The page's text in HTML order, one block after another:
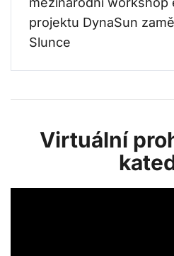
projektu DynaSun
Slunce
Virtuální